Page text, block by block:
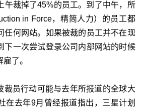
午裁掉了45%的员工。到了中午，所
in Force，精简人力）的员工都
任何网站。如果被裁的员工并不在现
下一次尝试登录公司内部网站的时候
了。
裁员行动可能与去年所报道的全球大
在去年9月曾经报道指出，三星计划